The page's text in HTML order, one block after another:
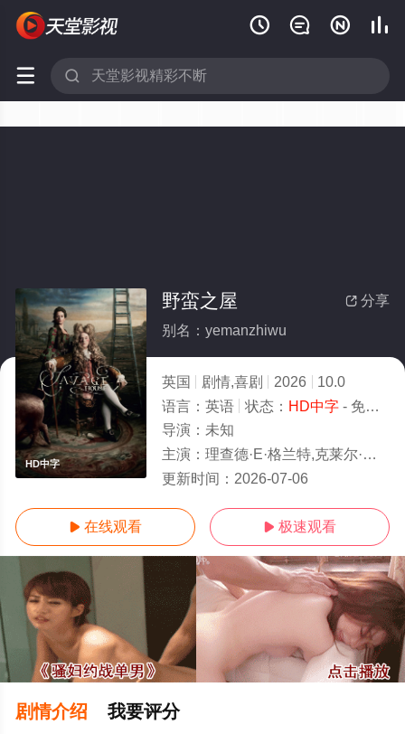
   
 
HD中字
 分享
野蛮之屋
别名：yemanzhiwu
英国 剧情,喜剧 2026
10.0
语言： 英语 状态： HD中字- 免费在线观看
导演： 未知
主演： 理查德·E·格兰特,克莱尔·福伊,Jack,Farthing
更新时间： 2026-07-06
 在线观看  极速观看
剧情介绍 我要评分